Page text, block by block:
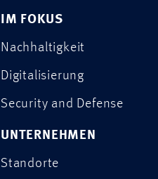
IM FOKUS
Nachhaltigkeit
Digitalisierung
Security and Defense
UNTERNEHMEN
Standorte